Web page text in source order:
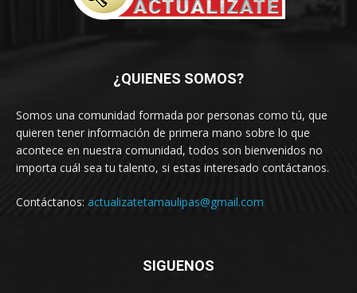
¿QUIENES SOMOS?
Somos una comunidad formada por personas como tú, que
quieren tener información de primera mano sobre lo que
acontece en nuestra comunidad, todos son bienvenidos no
importa cuál sea tu talento, si estas interesado contáctanos.
Contáctanos: actualizatetamaulipas@gmail.com
SIGUENOS